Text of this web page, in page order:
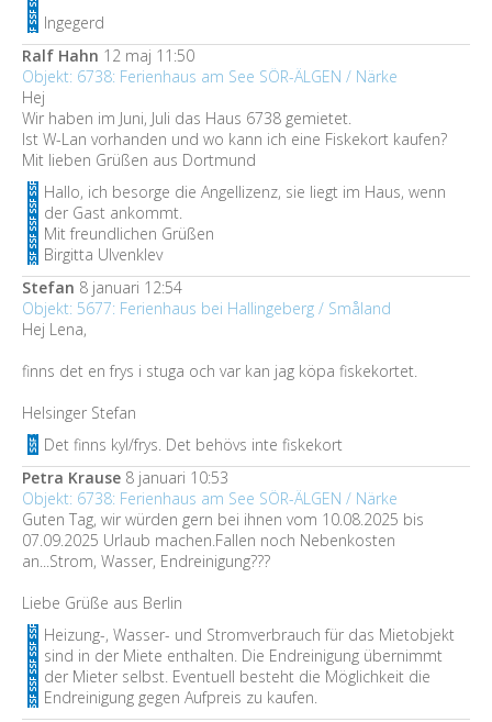
Ingegerd
Ralf Hahn 12 maj 11:50
Objekt: 6738: Ferienhaus am See SÖR-ÄLGEN / Närke
Hej
Wir haben im Juni, Juli das Haus 6738 gemietet.
Ist W-Lan vorhanden und wo kann ich eine Fiskekort kaufen?
Mit lieben Grüßen aus Dortmund
Hallo, ich besorge die Angellizenz, sie liegt im Haus, wenn
der Gast ankommt.
Mit freundlichen Grüßen
Birgitta Ulvenklev
Stefan 8 januari 12:54
Objekt: 5677: Ferienhaus bei Hallingeberg / Småland
Hej Lena,
finns det en frys i stuga och var kan jag köpa fiskekortet.
Helsinger Stefan
Det finns kyl/frys. Det behövs inte fiskekort
Petra Krause 8 januari 10:53
Objekt: 6738: Ferienhaus am See SÖR-ÄLGEN / Närke
Guten Tag, wir würden gern bei ihnen vom 10.08.2025 bis
07.09.2025 Urlaub machen.Fallen noch Nebenkosten
an...Strom, Wasser, Endreinigung???
Liebe Grüße aus Berlin
Heizung-, Wasser- und Stromverbrauch für das Mietobjekt
sind in der Miete enthalten. Die Endreinigung übernimmt
der Mieter selbst. Eventuell besteht die Möglichkeit die
Endreinigung gegen Aufpreis zu kaufen.